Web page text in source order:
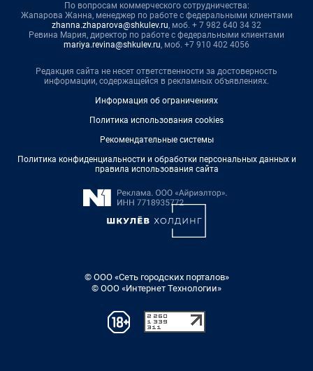
По вопросам коммерческого сотрудничества:
Жапарова Жанна, менеджер по работе с федеральными клиентами
zhanna.zhaparova@shkulev.ru, моб. + 7 982 640 34 32
Ревина Мария, директор по работе с федеральными клиентами
mariya.revina@shkulev.ru, моб. +7 910 402 4056
Редакция сайта не несет ответственности за достоверность
информации, содержащейся в рекламных объявлениях.
Информация об ограничениях
Политика использования cookies
Рекомендательные системы
Политика конфиденциальности и обработки персональных данных и
правила использования сайта
© ООО «Сеть городских порталов»
© ООО «Интернет Технологии»